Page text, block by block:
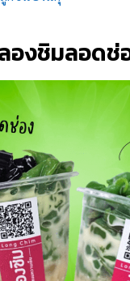
องชิมลอดช่